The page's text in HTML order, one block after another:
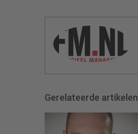
Gerelateerde artikelen